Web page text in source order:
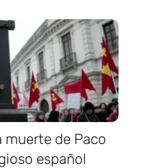
muerte de Paco
español